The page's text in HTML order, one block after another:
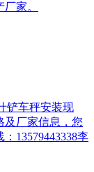
家。
铲车秤安装现
及厂家信息，您
13579443338李